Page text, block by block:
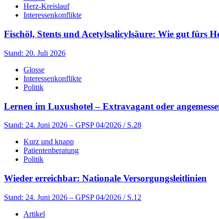
Herz-Kreislauf
Interessenkonflikte
Fischöl, Stents und Acetylsalicylsäure: Wie gut fürs
Stand: 20. Juli 2026
Glosse
Interessenkonflikte
Politik
Lernen im Luxushotel – Extravagant oder
Stand: 24. Juni 2026 – GPSP 04/2026 / S.28
Kurz und knapp
Patientenberatung
Politik
Wieder erreichbar: Nationale Versorgungsleitlinien
Stand: 24. Juni 2026 – GPSP 04/2026 / S.12
Artikel